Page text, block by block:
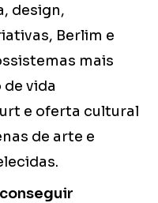
design,
Berlim e
mais
vida
e oferta cultural
de arte e